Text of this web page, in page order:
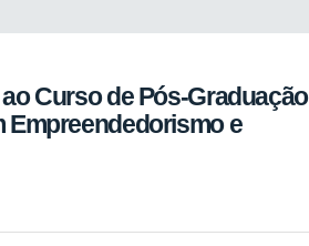
Curso de Pós-Graduação
Empreendedorismo e